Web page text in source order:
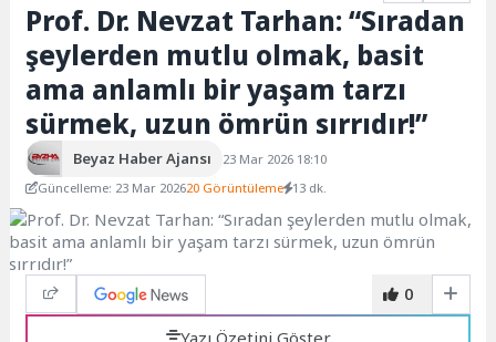
Prof. Dr. Nevzat Tarhan: “Sıradan
şeylerden mutlu olmak, basit
ama anlamlı bir yaşam tarzı
sürmek, uzun ömrün sırrıdır!”
Beyaz Haber Ajansı
23 Mar 2026 18:10
Güncelleme: 23 Mar 202620 Görüntüleme 13 dk.
0
Yazı Özetini Göster